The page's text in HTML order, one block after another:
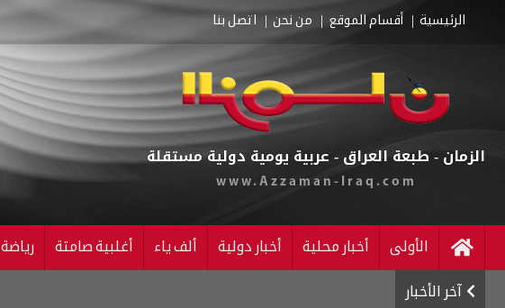
الرئيسية أقسام الموقع من نحن اتصل بنا
الزمان - طبعة العراق - عربية يومية دولية مستقلة
www.Azzaman-Iraq.com
الأولى أخبار محلية أخبار دولية ألف ياء أغلبية صامتة رياضة
آخر الأخبار